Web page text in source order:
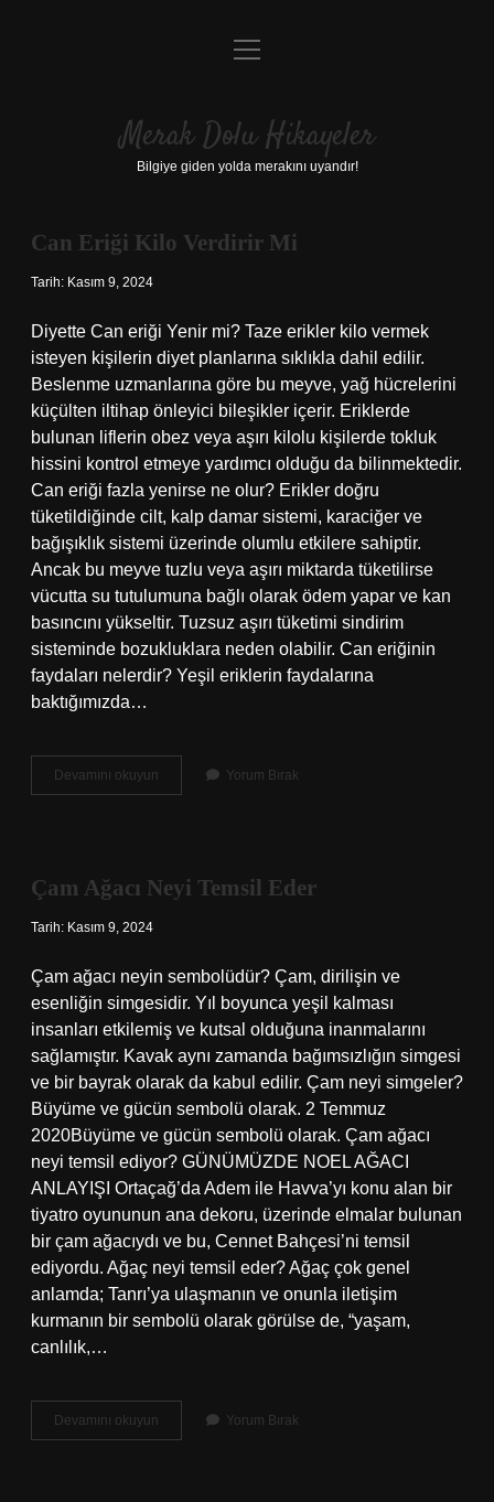
Anasayfa
Yasal Uyarı
menüyü
Merak Dolu Hikayeler
Bilgiye giden yolda merakını uyandır!
Merak
Hikayeler
Yazılar
Can Eriği Kilo Verdirir Mi
Tarih: Kasım 9, 2024
Diyette Can eriği Yenir mi? Taze erikler kilo vermek
isteyen kişilerin diyet planlarına sıklıkla dahil edilir.
Beslenme uzmanlarına göre bu meyve, yağ hücrelerini
küçülten iltihap önleyici bileşikler içerir. Eriklerde
bulunan liflerin obez veya aşırı kilolu kişilerde tokluk
hissini kontrol etmeye yardımcı olduğu da bilinmektedir.
Can eriği fazla yenirse ne olur? Erikler doğru
tüketildiğinde cilt, kalp damar sistemi, karaciğer ve
bağışıklık sistemi üzerinde olumlu etkilere sahiptir.
Ancak bu meyve tuzlu veya aşırı miktarda tüketilirse
vücutta su tutulumuna bağlı olarak ödem yapar ve kan
basıncını yükseltir. Tuzsuz aşırı tüketimi sindirim
sisteminde bozukluklara neden olabilir. Can eriğinin
faydaları nelerdir? Yeşil eriklerin faydalarına
baktığımızda…
Devamını okuyun
Eriği
Yorum Bırak
Çam Ağacı Neyi Temsil Eder
Tarih: Kasım 9, 2024
Çam ağacı neyin sembolüdür? Çam, dirilişin ve
esenliğin simgesidir. Yıl boyunca yeşil kalması
insanları etkilemiş ve kutsal olduğuna inanmalarını
sağlamıştır. Kavak aynı zamanda bağımsızlığın simgesi
ve bir bayrak olarak da kabul edilir. Çam neyi simgeler?
Büyüme ve gücün sembolü olarak. 2 Temmuz
2020Büyüme ve gücün sembolü olarak. Çam ağacı
neyi temsil ediyor? GÜNÜMÜZDE NOEL AĞACI
ANLAYIŞI Ortaçağ’da Adem ile Havva’yı konu alan bir
tiyatro oyununun ana dekoru, üzerinde elmalar bulunan
bir çam ağacıydı ve bu, Cennet Bahçesi’ni temsil
ediyordu. Ağaç neyi temsil eder? Ağaç çok genel
anlamda; Tanrı’ya ulaşmanın ve onunla iletişim
kurmanın bir sembolü olarak görülse de, “yaşam,
canlılık,…
Devamını okuyun
Ağacı
Yorum Bırak